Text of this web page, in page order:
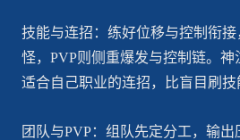
技能与连招：练好位移与控制衔接
怪，PVP则侧重爆发与控制链。
适合自己职业的连招，比盲目刷技
团队与PVP：组队先定分工，输